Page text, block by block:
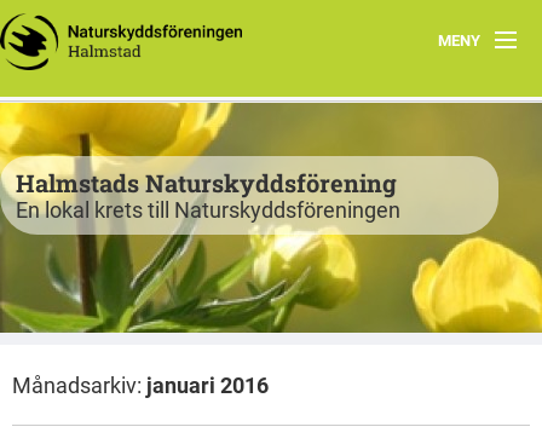
MENY
Program
Verksamhet
Björkelund
Om oss
Havsnätverk
Halmstads Naturskyddsförening
En lokal krets till Naturskyddsföreningen
Månadsarkiv: januari 2016